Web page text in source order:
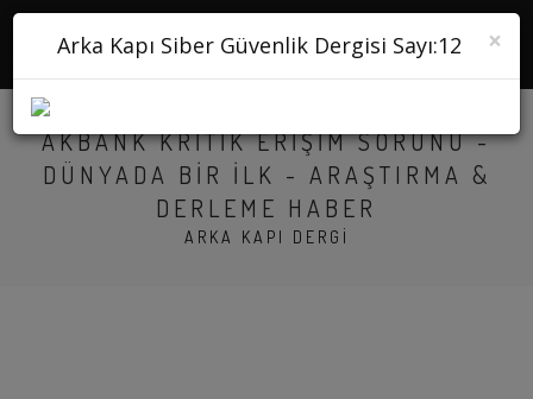
AKBANK KRITIK ERIŞIM SORUNU -
DÜNYADA BIR İLK - ARAŞTIRMA &
DERLEME HABER
ARKA KAPI DERGI
×
Arka Kapı Siber Güvenlik Dergisi Sayı:12